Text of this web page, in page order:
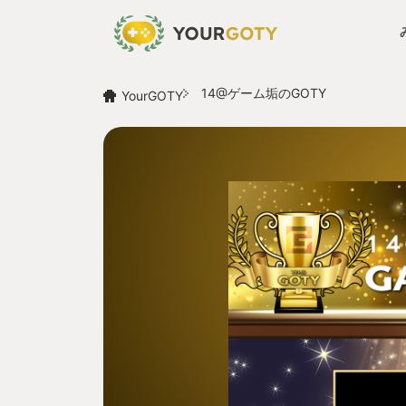
YourGOTY 14@ゲーム垢のGOTY